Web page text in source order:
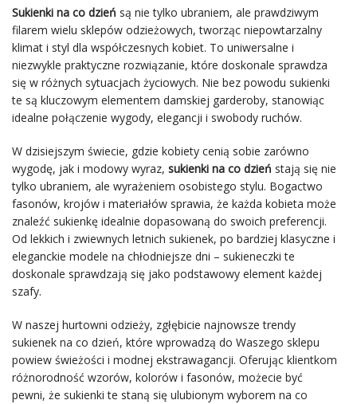
Sukienki na co dzień są nie tylko ubraniem, ale prawdziwym
filarem wielu sklepów odzieżowych, tworząc niepowtarzalny
klimat i styl dla współczesnych kobiet. To uniwersalne i
niezwykle praktyczne rozwiązanie, które doskonale sprawdza
się w różnych sytuacjach życiowych. Nie bez powodu sukienki
te są kluczowym elementem damskiej garderoby, stanowiąc
idealne połączenie wygody, elegancji i swobody ruchów.
W dzisiejszym świecie, gdzie kobiety cenią sobie zarówno
wygodę, jak i modowy wyraz, sukienki na co dzień stają się nie
tylko ubraniem, ale wyrażeniem osobistego stylu. Bogactwo
fasonów, krojów i materiałów sprawia, że każda kobieta może
znaleźć sukienkę idealnie dopasowaną do swoich preferencji.
Od lekkich i zwiewnych letnich sukienek, po bardziej klasyczne i
eleganckie modele na chłodniejsze dni – sukieneczki te
doskonale sprawdzają się jako podstawowy element każdej
szafy.
W naszej hurtowni odzieży, zgłębicie najnowsze trendy
sukienek na co dzień, które wprowadzą do Waszego sklepu
powiew świeżości i modnej ekstrawagancji. Oferując klientkom
różnorodność wzorów, kolorów i fasonów, możecie być
pewni, że sukienki te staną się ulubionym wyborem na co